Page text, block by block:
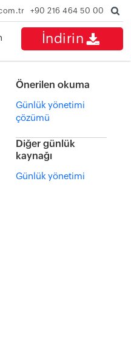
+90 216 464 50 00
İndirin
Önerilen okuma
Günlük yönetimi
çözümü
Diğer günlük
kaynağı
Günlük yönetimi